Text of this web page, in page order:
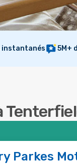
instantanés 5M+
Parkes